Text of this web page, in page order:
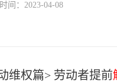
时间：2023-04-08
<劳动维权篇> 劳动者提前